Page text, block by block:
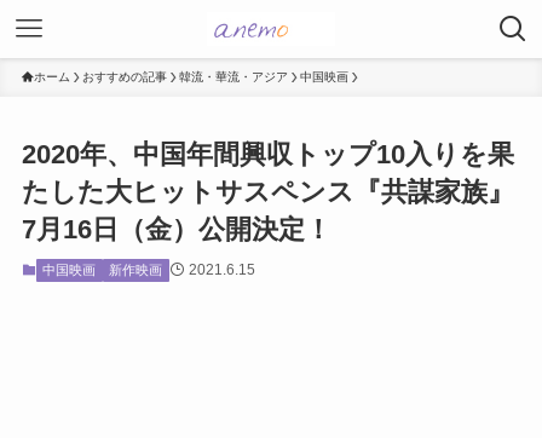
ホーム おすすめの記事 韓流・華流・アジア 中国映画
2020年、中国年間興収トップ10入りを果
たした大ヒットサスペンス『共謀家族』
7月16日（金）公開決定！
中国映画 新作映画 2021.6.15